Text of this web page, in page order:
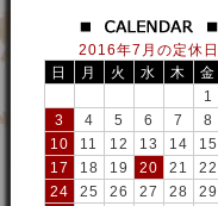
2016年7月の定休日
日
月 火 水 木 金
1
3
4 5 6 7 8
10
11 12 13 14 15
17
18 19 20 21 22
24
25 26 27 28 29